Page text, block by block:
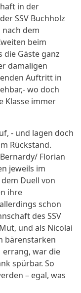
in der
SSV Buchholz
dem
beim
die Gäste ganz
damaligen
Auftritt in
wo doch
Klasse immer
- und lagen doch
Rückstand.
Florian
jeweils im
Duell von
ihre
schon
des SSV
und als Nicolai
bärenstarken
errang, war die
spürbar. So
– egal, was